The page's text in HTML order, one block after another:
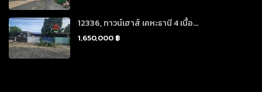
12336, ทาวน์เฮาส์ เคหะธานี 4 เนื้อ...
1,650,000 ฿